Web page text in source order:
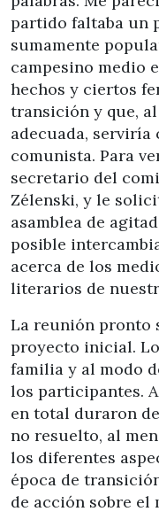
partido faltaba un
sumamente
campesino medio
hechos y ciertos
transición y que,
adecuada, serviría
comunista. Para
secretario del
Zélenski, y le
asamblea de
posible
acerca de los
literarios de
La reunión pronto
proyecto inicial.
familia y al modo
los participantes.
en total duraron
no resuelto, al
los diferentes
época de
de acción sobre el